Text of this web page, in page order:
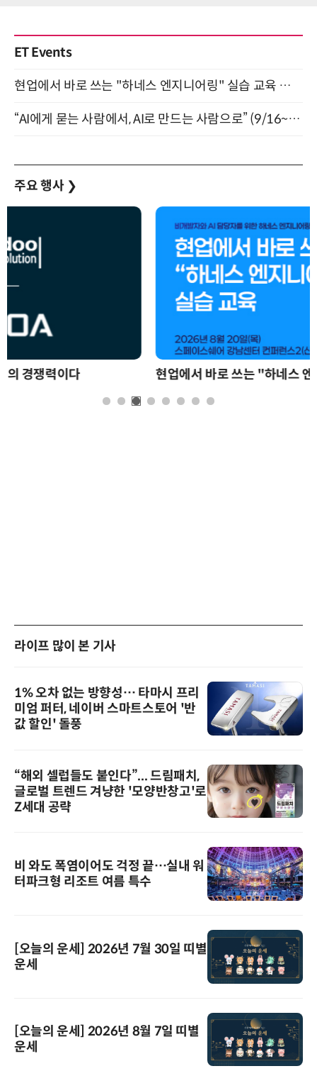
ET Events
현업에서 바로 쓰는 "하네스 엔지니어링" 실습 교육 워크숍 8월 20일 개최
“AI에게 묻는 사람에서, AI로 만드는 사람으로” (9/16~17)
주요 행사 ❯
현업에서 바로 쓰는 "하네스 엔지니어링" 실습 교육
라이프 많이 본 기사
1% 오차 없는 방향성… 타마시 프리
미엄 퍼터, 네이버 스마트스토어 '반
값 할인' 돌풍
“해외 셀럽들도 붙인다”... 드림패치,
글로벌 트렌드 겨냥한 '모양반창고'로
Z세대 공략
비 와도 폭염이어도 걱정 끝…실내 워
터파크형 리조트 여름 특수
[오늘의 운세] 2026년 7월 30일 띠별
운세
[오늘의 운세] 2026년 8월 7일 띠별
운세